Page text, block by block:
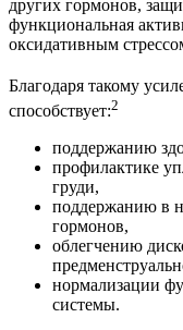
других гормонов,
функциональная
оксидативным
Благодаря такому
способствует:2
поддержанию
профилактике
груди,
поддержанию в
гормонов,
облегчению
нормализации
системы.